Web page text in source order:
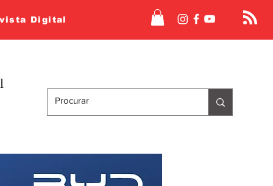
Digital